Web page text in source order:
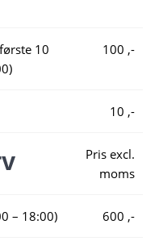
10
100 ,-
10 ,-
Pris excl.
moms
– 18:00) 600 ,-